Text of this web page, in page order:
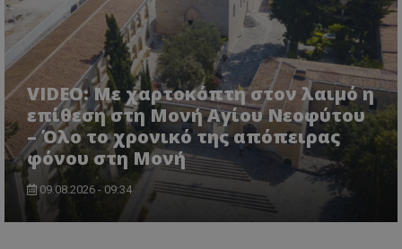
VIDEO: Με χαρτοκόπτη στον λαιμό η
επίθεση στη Μονή Αγίου Νεοφύτου
– Όλο το χρονικό της απόπειρας
φόνου στη Μονή
09.08.2026 - 09:34